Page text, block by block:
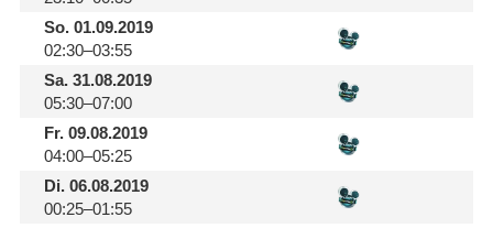
So.01.09.2019
02:30–03:55
Sa.31.08.2019
05:30–07:00
Fr.09.08.2019
04:00–05:25
Di.06.08.2019
00:25–01:55